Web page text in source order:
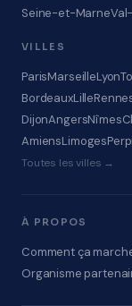
Seine-et-Marne
VILLES
ParisMarseilleLyon
BordeauxLille
DijonAngersNîmes
AmiensLimoges
Toutes les villes →
À PROPOS
Comment ça
Organisme